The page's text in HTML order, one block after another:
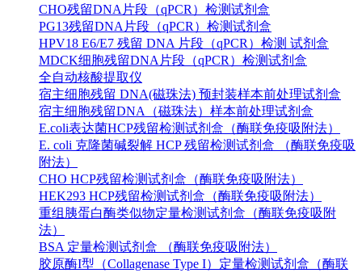
CHO残留DNA片段（qPCR）检测试剂盒
PG13残留DNA片段（qPCR）检测试剂盒
HPV18 E6/E7 残留 DNA 片段（qPCR）检测 试剂盒
MDCK细胞残留DNA片段（qPCR）检测试剂盒
全自动核酸提取仪
宿主细胞残留 DNA(磁珠法) 预封装样本前处理试剂盒
宿主细胞残留DNA（磁珠法）样本前处理试剂盒
E.coli表达菌HCP残留检测试剂盒（酶联免疫吸附法）
E. coli 克隆菌碱裂解 HCP 残留检测试剂盒 （酶联免疫吸
附法）
CHO HCP残留检测试剂盒（酶联免疫吸附法）
HEK293 HCP残留检测试剂盒（酶联免疫吸附法）
重组胰蛋白酶类似物定量检测试剂盒（酶联免疫吸附
法）
BSA 定量检测试剂盒 （酶联免疫吸附法）
胶原酶I型（Collagenase Type I）定量检测试剂盒（酶联